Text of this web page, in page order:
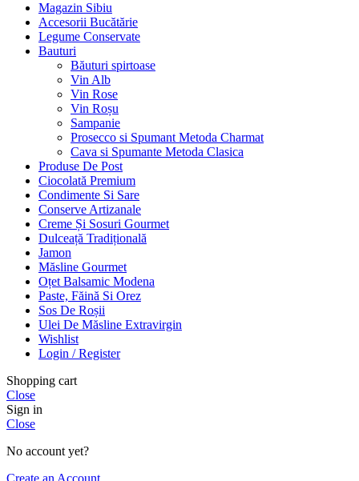
Magazin Sibiu
Accesorii Bucătărie
Legume Conservate
Bauturi
Băuturi spirtoase
Vin Alb
Vin Rose
Vin Roșu
Sampanie
Prosecco si Spumant Metoda Charmat
Cava si Spumante Metoda Clasica
Produse De Post
Ciocolată Premium
Condimente Si Sare
Conserve Artizanale
Creme Și Sosuri Gourmet
Dulceață Tradițională
Jamon
Măsline Gourmet
Oțet Balsamic Modena
Paste, Făină Si Orez
Sos De Roșii
Ulei De Măsline Extravirgin
Wishlist
Login / Register
Shopping cart
Close
Sign in
Close
No account yet?